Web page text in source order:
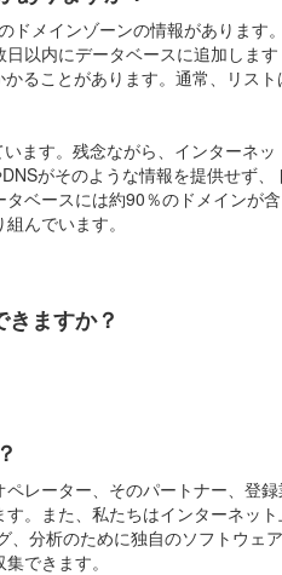
メインゾーンの情報があります
以内にデータベースに追加しま
ることがあります。通常、リス
ます。残念ながら、インターネ
がそのような情報を提供せず
ベースには約90％のドメインが
んでいます。
ますか？
レーター、そのパートナー、登
。また、私たちはインターネッ
分析のために独自のソフトウェ
できます。